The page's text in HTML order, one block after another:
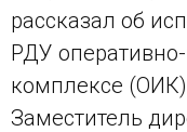
рассказал об
РДУ
комплексе (ОИК)
Заместитель